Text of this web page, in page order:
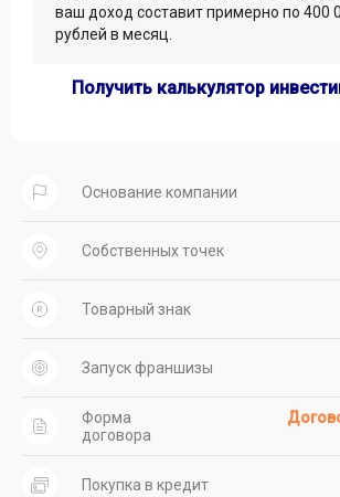
ваш доход составит примерно по 400
рублей в месяц.
Получить калькулятор
Основание компании
Собственных точек
Товарный знак
Запуск франшизы
Форма
договора
Покупка в кредит